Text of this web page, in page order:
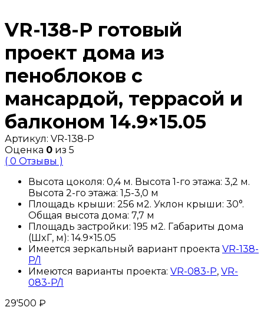
VR-138-P готовый
проект дома из
пеноблоков с
мансардой, террасой и
балконом 14.9×15.05
Артикул: VR-138-P
Оценка 0 из 5
( 0 Отзывы )
Высота цоколя: 0,4 м. Высота 1-го этажа: 3,2 м.
Высота 2-го этажа: 1,5-3,0 м
Площадь крыши: 256 м2. Уклон крыши: 30°.
Общая высота дома: 7,7 м
Площадь застройки: 195 м2. Габариты дома
(ШxГ, м): 14.9×15.05
Имеется зеркальный вариант проекта VR-138-
P/1
Имеются варианты проекта: VR-083-P, VR-
083-P/1
29'500 ₽